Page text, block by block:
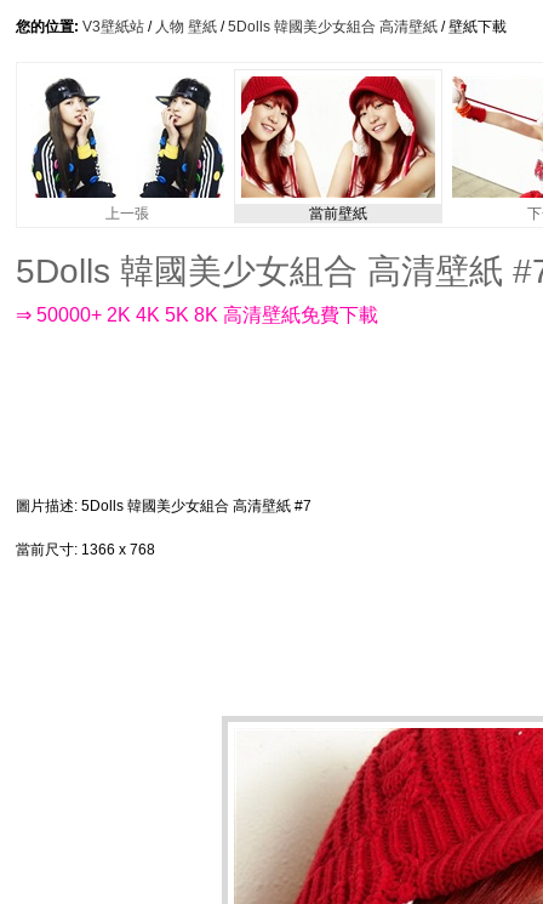
您的位置: V3壁紙站 / 人物 壁紙 /5Dolls 韓國美少女組合 高清壁紙 / 壁紙下載
上一張 當前壁紙
5Dolls 韓國美少女組合 高清壁紙
⇒ 50000+ 2K 4K 5K 8K 高清壁紙免費下載
圖片描述: 5Dolls 韓國美少女組合 高清壁紙 #7
當前尺寸: 1366 x 768